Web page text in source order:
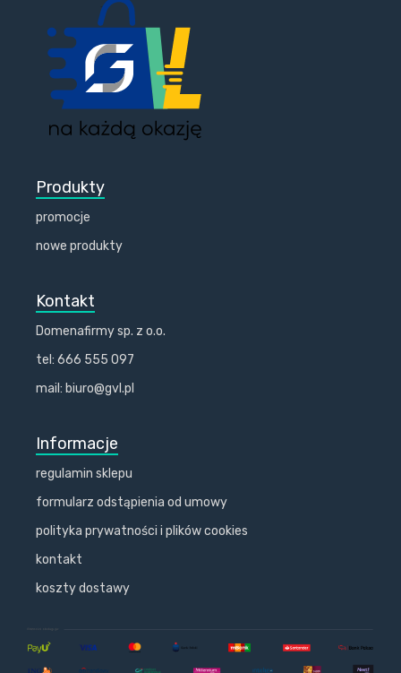
Produkty
promocje
nowe produkty
Kontakt
Domenafirmy sp. z o.o.
tel: 666 555 097
mail: biuro@gvl.pl
Informacje
regulamin sklepu
formularz odstąpienia od umowy
polityka prywatności i plików cookies
kontakt
koszty dostawy